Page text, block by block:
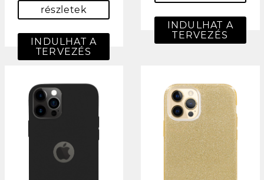
részletek
INDULHAT A
TERVEZÉS
INDULHAT A
TERVEZÉS